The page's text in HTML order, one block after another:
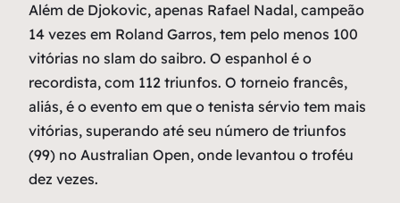
Além de Djokovic, apenas Rafael Nadal, campeão
14 vezes em Roland Garros, tem pelo menos 100
vitórias no slam do saibro. O espanhol é o
recordista, com 112 triunfos. O torneio francês,
aliás, é o evento em que o tenista sérvio tem mais
vitórias, superando até seu número de triunfos
(99) no Australian Open, onde levantou o troféu
dez vezes.